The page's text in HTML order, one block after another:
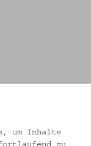
um Inhalte
zu